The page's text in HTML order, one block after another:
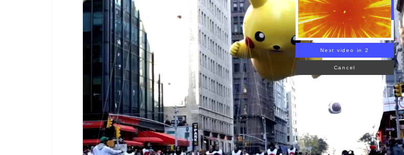
Next video in 1
Cancel